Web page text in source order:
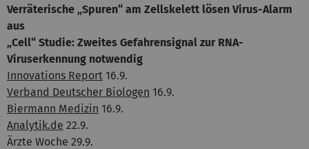
Verräterische „Spuren“ am Zellskelett lösen Virus-Alarm
aus
„Cell“ Studie: Zweites Gefahrensignal zur RNA-
Viruserkennung notwendig
Innovations Report 16.9.
Verband Deutscher Biologen 16.9.
Biermann Medizin 16.9.
Analytik.de 22.9.
Ärzte Woche 29.9.